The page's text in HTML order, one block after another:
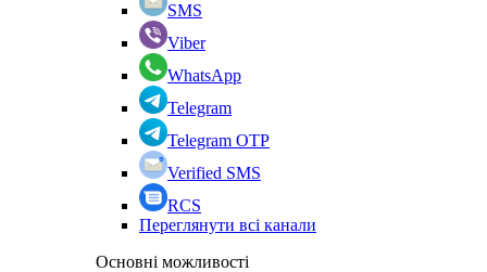
SMS
Viber
WhatsApp
Telegram
Telegram OTP
Verified SMS
RCS
Переглянути всі канали
Основні можливості